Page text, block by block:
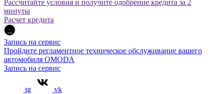
Рассчитайте условия и получите одобрение кредита за 2
минуты
Расчет кредита
Запись на сервис
Пройдите регламентное техническое обслуживание вашего
автомобиля OMODA
Запись на сервис
tg
vk